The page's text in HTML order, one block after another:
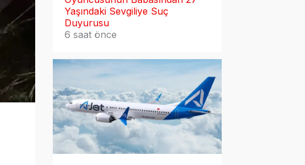
Yaşındaki Sevgiliye Suç
Duyurusu
6 saat önce